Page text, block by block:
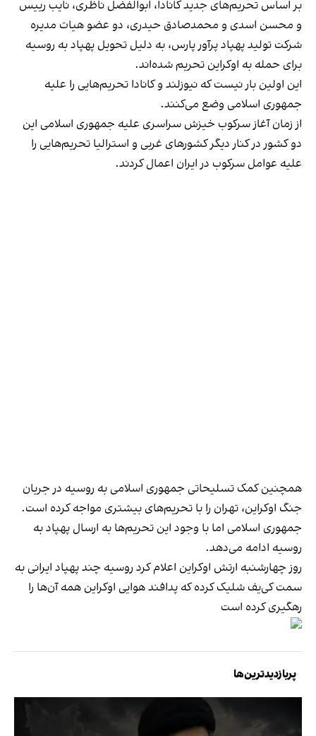
بر اساس تحریم‌های جدید کانادا، ابوالفضل ناظری، نایب رییس
و محسن اسدی و محمدصادق حیدری، دو عضو هیات مدیره
شرکت تولید پهپاد پرآور پارس، به دلیل تحویل پهپاد به روسیه
برای حمله به اوکراین تحریم شده‌اند.
این اولین بار نیست که نیوزلند و کانادا تحریم‌هایی را علیه
جمهوری اسلامی وضع می‌کنند.
از زمان آغاز سرکوب خیزش سراسری علیه جمهوری اسلامی این
دو کشور در کنار دیگر کشورهای غربی و استرالیا تحریم‌هایی را
علیه عوامل سرکوب در ایران اعمال کردند.
همچنین کمک تسلیحاتی جمهوری اسلامی به روسیه در جریان
جنگ اوکراین، تهران را با تحریم‌های بیشتری مواجه کرده است.
جمهوری اسلامی اما با وجود این تحریم‌ها به ارسال پهپاد به
روسیه ادامه می‌دهد.
روز چهارشنبه ارتش اوکراین اعلام کرد روسیه چند پهپاد ایرانی به
سمت کی‌یف شلیک کرده که پدافند هوایی اوکراین همه آن‌ها را
رهگیری کرده است
پربازدیدترین‌ها